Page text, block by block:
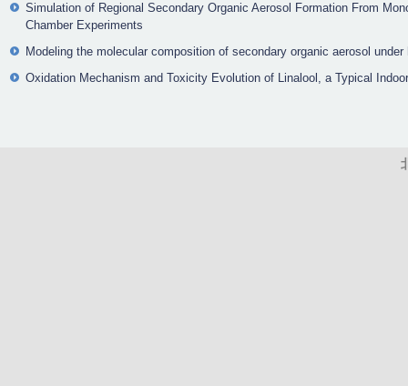
Simulation of Regional Secondary Organic Aerosol Formation From
Chamber Experiments
Modeling the molecular composition of secondary organic aerosol
Oxidation Mechanism and Toxicity Evolution of Linalool, a Typical